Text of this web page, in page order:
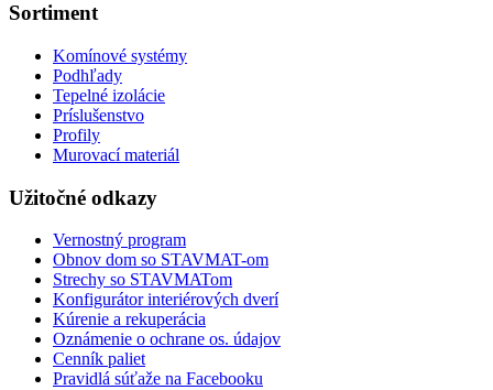
Sortiment
Komínové systémy
Podhľady
Tepelné izolácie
Príslušenstvo
Profily
Murovací materiál
Užitočné odkazy
Vernostný program
Obnov dom so STAVMAT-om
Strechy so STAVMATom
Konfigurátor interiérových dverí
Kúrenie a rekuperácia
Oznámenie o ochrane os. údajov
Cenník paliet
Pravidlá súťaže na Facebooku